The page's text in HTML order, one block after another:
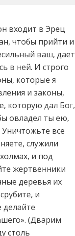
входит в Эрец
чтобы прийти и
ваш, дает
в ней. И строго
которые я
и законы,
которую дал Бог,
овладел ты ею,
все
служили
и под
жертвенники
деревья их
и
делайте
(Дварим
столь